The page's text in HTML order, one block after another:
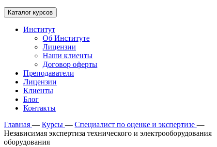
Каталог курсов
Институт
Об Институте
Лицензии
Наши клиенты
Договор оферты
Преподаватели
Лицензии
Клиенты
Блог
Контакты
Главная — Курсы — Специалист по оценке и экспертизе —
Независимая экспертиза технического и электрооборудования
оборудования